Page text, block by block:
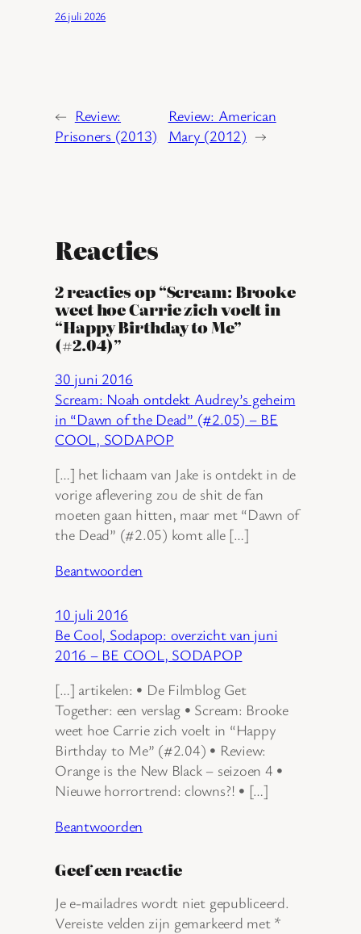
26 juli 2026
← Review:
Prisoners (2013)
Review: American
Mary (2012) →
Reacties
2 reacties op “Scream: Brooke
weet hoe Carrie zich voelt in
“Happy Birthday to Me”
(#2.04)”
30 juni 2016
Scream: Noah ontdekt Audrey’s geheim
in “Dawn of the Dead” (#2.05) – BE
COOL, SODAPOP
[…] het lichaam van Jake is ontdekt in de
vorige aflevering zou de shit de fan
moeten gaan hitten, maar met “Dawn of
the Dead” (#2.05) komt alle […]
Beantwoorden
10 juli 2016
Be Cool, Sodapop: overzicht van juni
2016 – BE COOL, SODAPOP
[…] artikelen: • De Filmblog Get
Together: een verslag • Scream: Brooke
weet hoe Carrie zich voelt in “Happy
Birthday to Me” (#2.04) • Review:
Orange is the New Black – seizoen 4 •
Nieuwe horrortrend: clowns?! • […]
Beantwoorden
Geef een reactie
Je e-mailadres wordt niet gepubliceerd.
Vereiste velden zijn gemarkeerd met *